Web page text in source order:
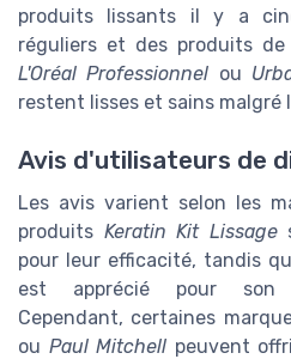
produits lissants il y a
réguliers et des produits
L'Oréal Professionnel ou
restent lisses et sains
Avis d'utilisateurs de
Les avis varient selon les
produits Keratin Kit Lissage
pour leur efficacité, tandis
est apprécié pour son
Cependant, certaines
ou Paul Mitchell peuvent